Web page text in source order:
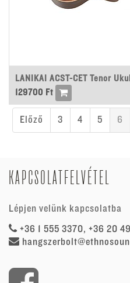
LANIKAI ACST-CET Tenor
129700 Ft
Előző 3 4 5 6
KAPCSOLATFELVÉTEL
Lépjen velünk kapcsolatba
+36 1 555 3370, +36 20